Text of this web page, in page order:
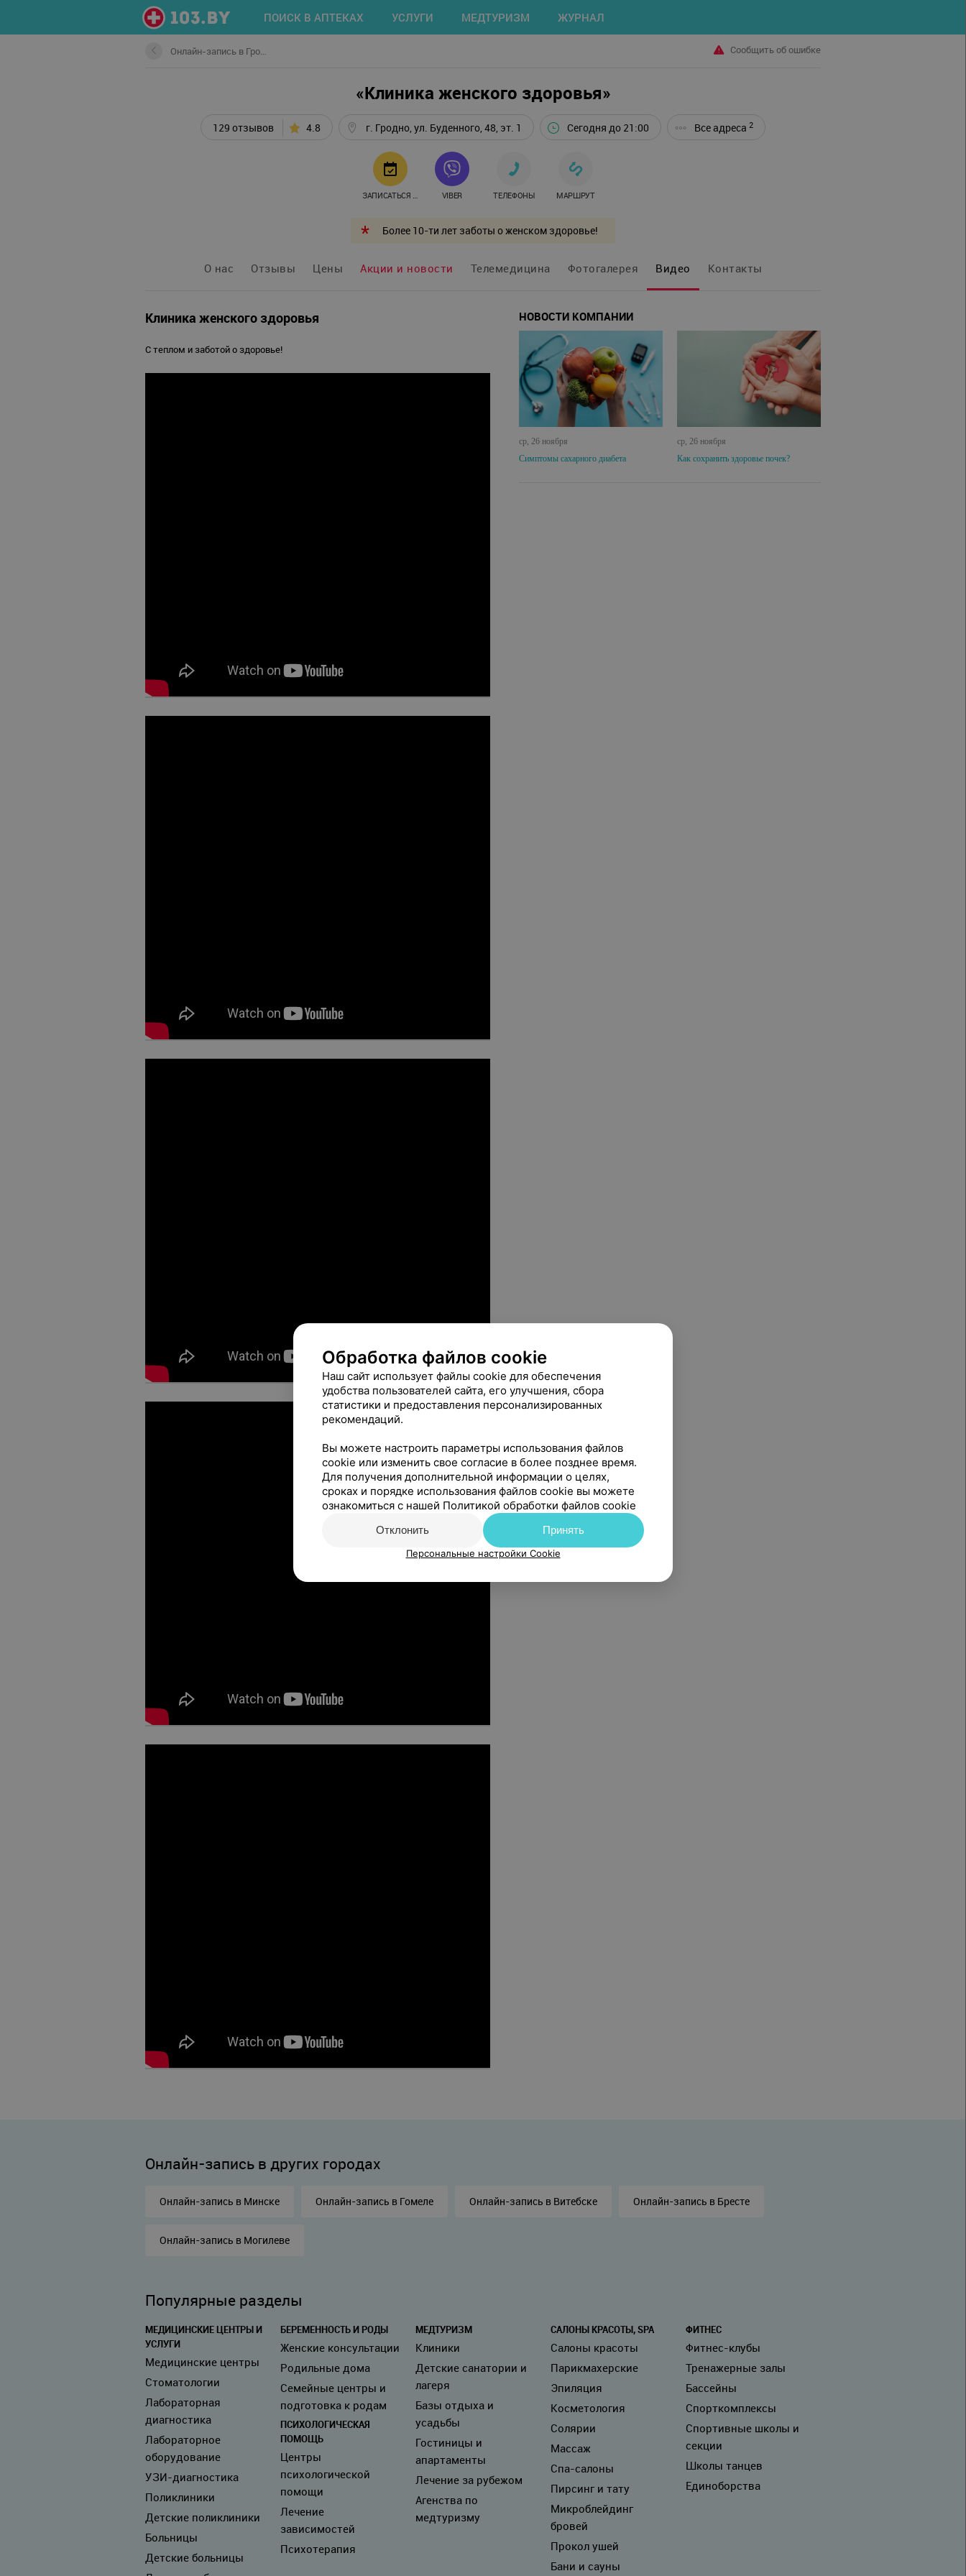
ПОИСК В АПТЕКАХ УСЛУГИ МЕДТУРИЗМ ЖУРНАЛ
Сообщить об ошибке
«Клиника женского здоровья»
129 отзывов 4.8 г. Гродно, ул. Буденного, 48, эт. 1 Сегодня до 21:00 Все адреса 2
ЗАПИСАТЬСЯ ОНЛАЙН VIBER ТЕЛЕФОНЫ МАРШРУТ
Более 10-ти лет заботы о женском здоровье!
О нас Отзывы Цены Акции и новости Телемедицина Фотогалерея Видео Контакты
Клиника женского здоровья
С теплом и заботой о здоровье!
НОВОСТИ КОМПАНИИ
ср, 26 ноября
Симптомы сахарного диабета
ср, 26 ноября
Как сохранить здоровье почек?
Онлайн-запись в других городах
Онлайн-запись в Минске Онлайн-запись в Гомеле Онлайн-запись в Витебске Онлайн-запись в Бресте
Онлайн-запись в Могилеве
Популярные разделы
МЕДИЦИНСКИЕ ЦЕНТРЫ И
УСЛУГИ
Медицинские центры
Стоматологии
Лабораторная
диагностика
Лабораторное
оборудование
УЗИ-диагностика
Поликлиники
Детские поликлиники
Больницы
Детские больницы
БЕРЕМЕННОСТЬ И РОДЫ
Женские консультации
Родильные дома
Семейные центры и
подготовка к родам
ПСИХОЛОГИЧЕСКАЯ
ПОМОЩЬ
Центры
психологической
помощи
Лечение
зависимостей
Психотерапия
МЕДТУРИЗМ
Клиники
Детские санатории и
лагеря
Базы отдыха и
усадьбы
Гостиницы и
апартаменты
Лечение за рубежом
Агенства по
медтуризму
САЛОНЫ КРАСОТЫ, SPA
Салоны красоты
Парикмахерские
Эпиляция
Косметология
Солярии
Массаж
Спа-салоны
Пирсинг и тату
Микроблейдинг
бровей
Прокол ушей
Бани и сауны
ФИТНЕС
Фитнес-клубы
Тренажерные залы
Бассейны
Спорткомплексы
Спортивные школы и
секции
Школы танцев
Единоборства
Обработка файлов cookie
Наш сайт использует файлы cookie для обеспечения
удобства пользователей сайта, его улучшения, сбора
статистики и предоставления персонализированных
рекомендаций.
Вы можете настроить параметры использования файлов
cookie или изменить свое согласие в более позднее время.
Для получения дополнительной информации о целях,
сроках и порядке использования файлов cookie вы можете
ознакомиться с нашей Политикой обработки файлов cookie
Отклонить Принять
Персональные настройки Cookie